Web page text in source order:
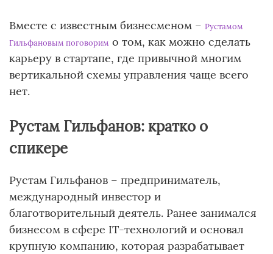
Вместе с известным бизнесменом – Рустамом
Гильфановым поговорим о том, как можно сделать
карьеру в стартапе, где привычной многим
вертикальной схемы управления чаще всего
нет.
Рустам Гильфанов: кратко о
спикере
Рустам Гильфанов – предприниматель,
международный инвестор и
благотворительный деятель. Ранее занимался
бизнесом в сфере IT-технологий и основал
крупную компанию, которая разрабатывает